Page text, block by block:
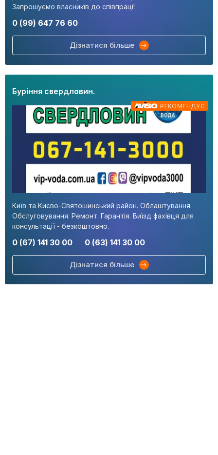
Запрошуємо власників до співпраці!
0 (99) 647 76 60
Дізнатися більше
Київ та Києво-Святошинський район. Облаштування.
Обслуговування. Ремонт. Гарантія. Виїзд фахівця для
консультації - безкоштовно.
0 (67) 141 30 00 0 (63) 141 30 00
Дізнатися більше
Буріння свердловин.
РЕКОМЕНДУЄ